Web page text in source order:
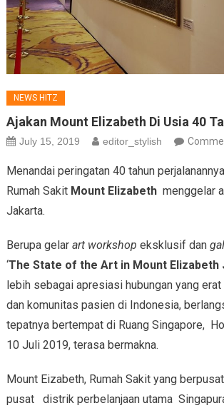
NEWS HITZ
Ajakan Mount Elizabeth Di Usia 40
July 15, 2019 editor_stylish
Menandai peringatan 40 tahun
Rumah Sakit Mount Elizabeth menggelar
Jakarta.
Berupa gelar art workshop eksklusif dan
‘The State of the Art in Mount Elizabeth
lebih sebagai apresiasi hubungan yang
dan komunitas pasien di Indonesia,
tepatnya bertempat di Ruang Singapore,
10 Juli 2019, terasa bermakna.
Mount Eizabeth, Rumah Sakit yang
pusat distrik perbelanjaan utama